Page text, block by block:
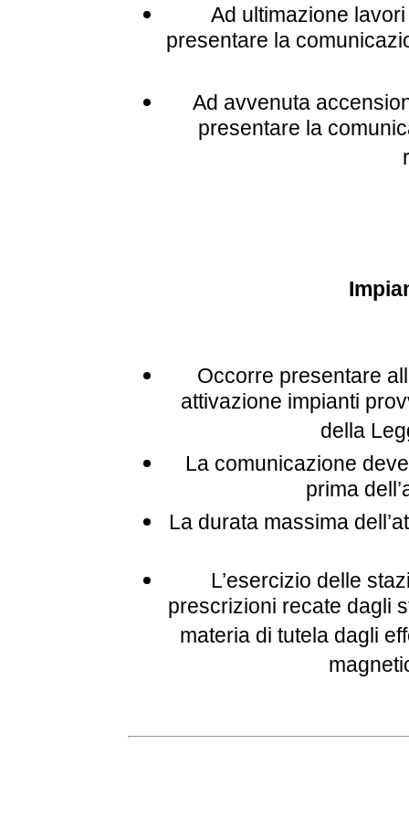
Ad ultimazione
presentare la
Ad avvenuta
presentare la
Occorre presentare
attivazione impianti
della
La comunicazione
prima
La durata massima
L’esercizio delle
prescrizioni recate dagli
materia di tutela dagli